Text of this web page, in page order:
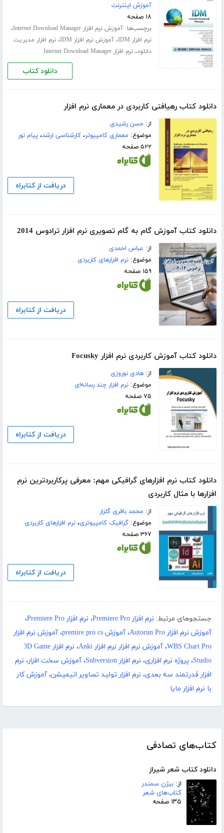
کتاب‌های تصادفی
دانلود کتاب شعر شیراز
از: بیژن سمندر
کتاب‌های شعر
۱۳۵ صفحه
آموزش اینترنت
۱۸ صفحه
برچسب‌ها:آموزش نرم افزار Internet Download Manager ،
نرم افزار IDM ،آموزش نرم افزار IDM ،نرم افزار مدیریت
دانلود،نرم افزار Internet Download Manager
دانلود کتاب
دانلود کتاب رهیافتی کاربردی در معماری نرم افزار
از:حسن رشیدی
موضوع: معماری کامپیوتر،کارشناسی ارشد،پیام نور
۵۲۲ صفحه
دریافت از کتابراه
دانلود کتاب آموزش گام به گام تصویری نرم افزار ترادوس 2014
از: عباس احمدی
موضوع:نرم افزارهای کاربردی
۱۵۹ صفحه
دریافت از کتابراه
دانلود کتاب آموزش کاربردی نرم افزار Focusky
از:هادی نوروزی
موضوع:نرم افزار چند رسانه‌ای
۷۵ صفحه
دریافت از کتابراه
دانلود کتاب نرم افزارهای گرافیکی مهم: معرفی پرکاربردترین نرم
افزارها با مثال کاربردی
از: محمد باقری گلزار
موضوع:گرافیک کامپیوتری،نرم افزارهای کاربردی
۳۶۷ صفحه
دریافت از کتابراه
جستجوهای مرتبط: نرم افزار Premiere Pro ، نرم افزار Premiere Pro
،
آموزش نرم افزار Autorun Pro
،آموزش premire pro cs ،آموزش نرم افزار
WBS Chart Pro،آموزش نرم افزار نرم افزار Anki ،
نرم افزار 3D Game
Studio، پروژه نرم افزاری، نرم افزار Subversion ،آموزش سخت افزار، نرم
افزار قدرتمند سه بعدی، نرم افزار تولید تصاویر انیمیشن،آموزش کار
با نرم افزار مایا